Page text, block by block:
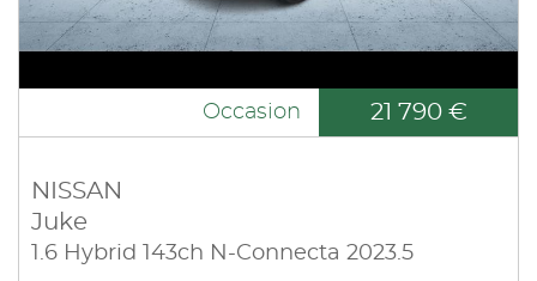
Occasion 21 790 €
NISSAN
Juke
1.6 Hybrid 143ch N-Connecta 2023.5